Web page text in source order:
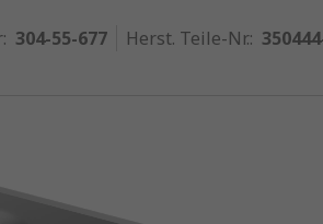
: 304-55-677 Herst. Teile-Nr.: